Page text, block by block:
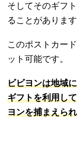
そしてそのギフ
ることがあります
このポストカー
ット可能です。
ビビヨンは地域
ギフトを利用し
ヨンを捕まえら